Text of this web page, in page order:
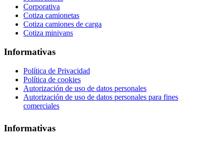
Corporativa
Cotiza camionetas
Cotiza camiones de carga
Cotiza minivans
Informativas
Política de Privacidad
Política de cookies
Autorización de uso de datos personales
Autorización de uso de datos personales para fines
comerciales
Informativas